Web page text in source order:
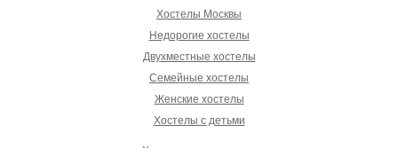
Хостелы Москвы
Недорогие хостелы
Двухместные хостелы
Семейные хостелы
Женские хостелы
Хостелы с детьми